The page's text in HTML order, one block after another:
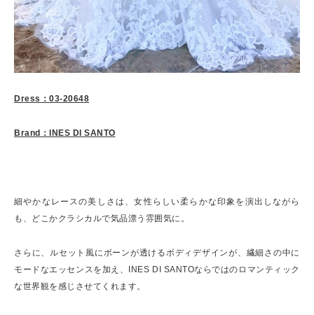
Dress：03-20648
Brand：INES DI SANTO
細やかなレースの美しさは、女性らしい柔らかな印象を演出しながら
も、どこかクラシカルで気品漂う雰囲気に。
さらに、ルセット風にボーンが透けるボディデザインが、繊細さの中に
モードなエッセンスを加え、INES DI SANTOならではのロマンティック
な世界観を感じさせてくれます。